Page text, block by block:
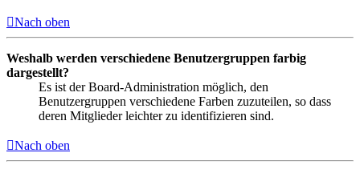
Nach oben
Weshalb werden verschiedene Benutzergruppen farbig
dargestellt?
Es ist der Board-Administration möglich, den
Benutzergruppen verschiedene Farben zuzuteilen, so dass
deren Mitglieder leichter zu identifizieren sind.
Nach oben